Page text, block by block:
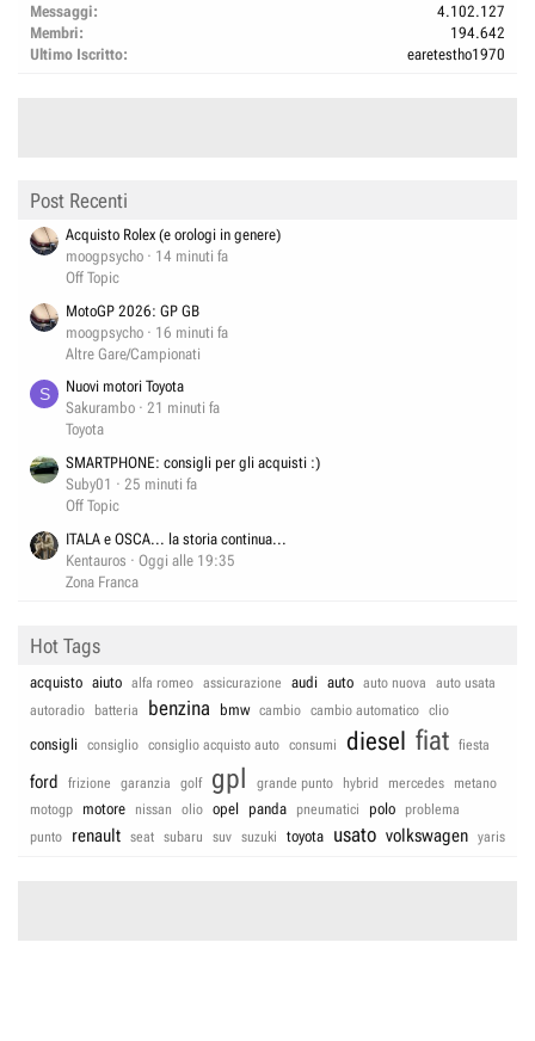
Messaggi
4.102.127
Membri
194.642
Ultimo Iscritto
earetestho1970
Post Recenti
Acquisto Rolex (e orologi in genere)
moogpsycho
14 minuti fa
Off Topic
MotoGP 2026: GP GB
moogpsycho
16 minuti fa
Altre Gare/Campionati
S
Nuovi motori Toyota
Sakurambo
21 minuti fa
Toyota
SMARTPHONE: consigli per gli acquisti :)
Suby01
25 minuti fa
Off Topic
ITALA e OSCA... la storia continua...
Kentauros
Oggi alle 19:35
Zona Franca
Hot Tags
acquisto aiuto alfa romeo assicurazione audi auto auto nuova
auto usata
autoradio
batteria benzina bmw cambio cambio automatico clio
consigli consiglio consiglio acquisto auto consumi diesel fiat fiesta
ford frizione garanzia golf gpl grande punto hybrid mercedes
metano
motogp
motore nissan olio opel panda pneumatici polo
problema
punto
renault seat subaru suv suzuki toyota usato volkswagen yaris